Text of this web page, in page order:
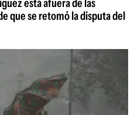
está afuera de las
que se retomó la disputa del